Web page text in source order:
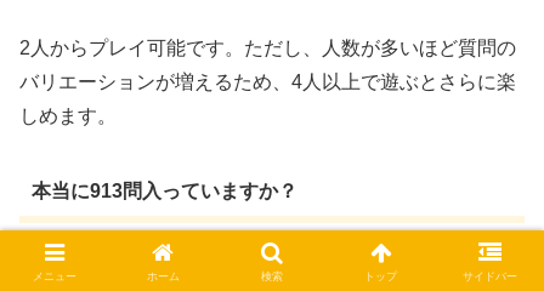
2人からプレイ可能です。ただし、人数が多いほど質問の
バリエーションが増えるため、4人以上で遊ぶとさらに楽
しめます。
本当に913問入っていますか？
はい。お題は合計913問収録されており、長期間遊んでも
メニュー ホーム 検索 トップ サイドバー